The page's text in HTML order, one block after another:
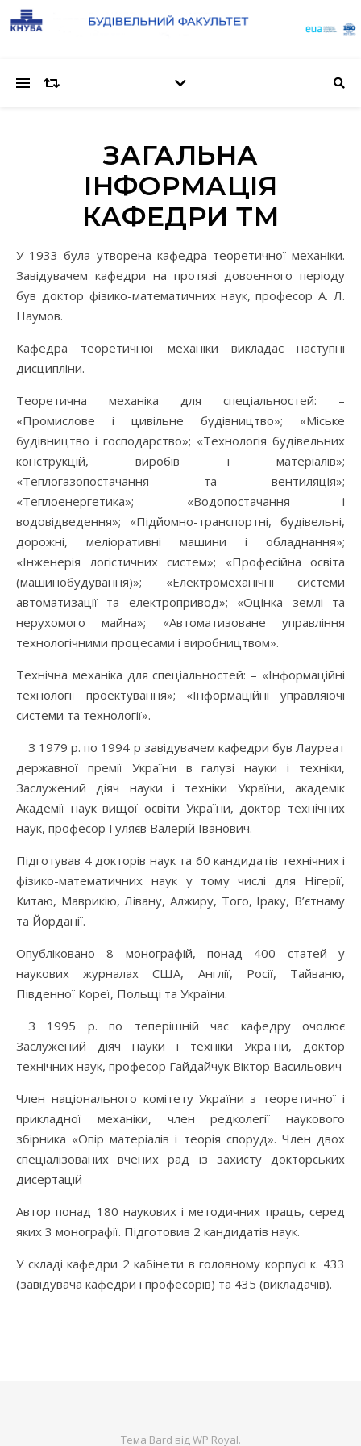
ЗАГАЛЬНА
ІНФОРМАЦІЯ
КАФЕДРИ ТМ
У 1933 була утворена кафедра теоретичної механіки.
Завідувачем кафедри на протязі довоєнного періоду
був доктор фізико-математичних наук, професор А. Л.
Наумов.
Кафедра теоретичної механіки викладає наступні
дисципліни.
Теоретична механіка для спеціальностей: –
«Промислове і цивільне будівництво»; «Міське
будівництво і господарство»; «Технологія будівельних
конструкцій, виробів і матеріалів»;
«Теплогазопостачання та вентиляція»;
«Теплоенергетика»; «Водопостачання і
водовідведення»; «Підйомно-транспортні, будівельні,
дорожні, меліоративні машини і обладнання»;
«Інженерія логістичних систем»; «Професійна освіта
(машинобудування)»; «Електромеханічні системи
автоматизації та електропривод»; «Оцінка землі та
нерухомого майна»; «Автоматизоване управління
технологічними процесами і виробництвом».
Технічна механіка для спеціальностей: – «Інформаційні
технології проектування»; «Інформаційні управляючі
системи та технології».
З 1979 р. по 1994 р завідувачем кафедри був Лауреат
державної премії України в галузі науки і техніки,
Заслужений діяч науки і техніки України, академік
Академії наук вищої освіти України, доктор технічних
наук, професор Гуляєв Валерій Іванович.
Підготував 4 докторів наук та 60 кандидатів технічних і
фізико-математичних наук у тому числі для Нігерії,
Китаю, Маврикію, Лівану, Алжиру, Того, Іраку, В’єтнаму
та Йорданії.
Опубліковано 8 монографій, понад 400 статей у
наукових журналах США, Англії, Росії, Тайваню,
Південної Кореї, Польщі та України.
З 1995 р. по теперішній час кафедру очолює
Заслужений діяч науки і техніки України, доктор
технічних наук, професор Гайдайчук Віктор Васильович
Член національного комітету України з теоретичної і
прикладної механіки, член редколегії наукового
збірника «Опір матеріалів і теорія споруд». Член двох
спеціалізованих вчених рад із захисту докторських
дисертацій
Автор понад 180 наукових і методичних праць, серед
яких 3 монографії. Підготовив 2 кандидатів наук.
У складі кафедри 2 кабінети в головному корпусі к. 433
(завідувача кафедри і професорів) та 435 (викладачів).
Тема Bard відWP Royal.